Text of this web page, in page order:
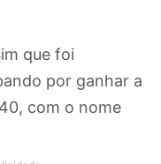
que foi
por ganhar a
com o nome